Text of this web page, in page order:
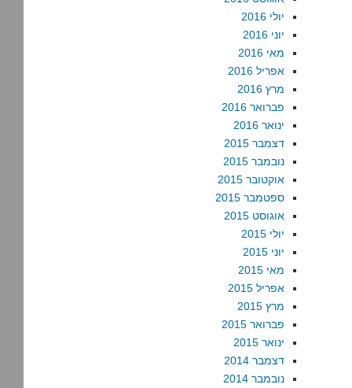
יולי 2016
יוני 2016
מאי 2016
אפריל 2016
מרץ 2016
פברואר 2016
ינואר 2016
דצמבר 2015
נובמבר 2015
אוקטובר 2015
ספטמבר 2015
אוגוסט 2015
יולי 2015
יוני 2015
מאי 2015
אפריל 2015
מרץ 2015
פברואר 2015
ינואר 2015
דצמבר 2014
נובמבר 2014